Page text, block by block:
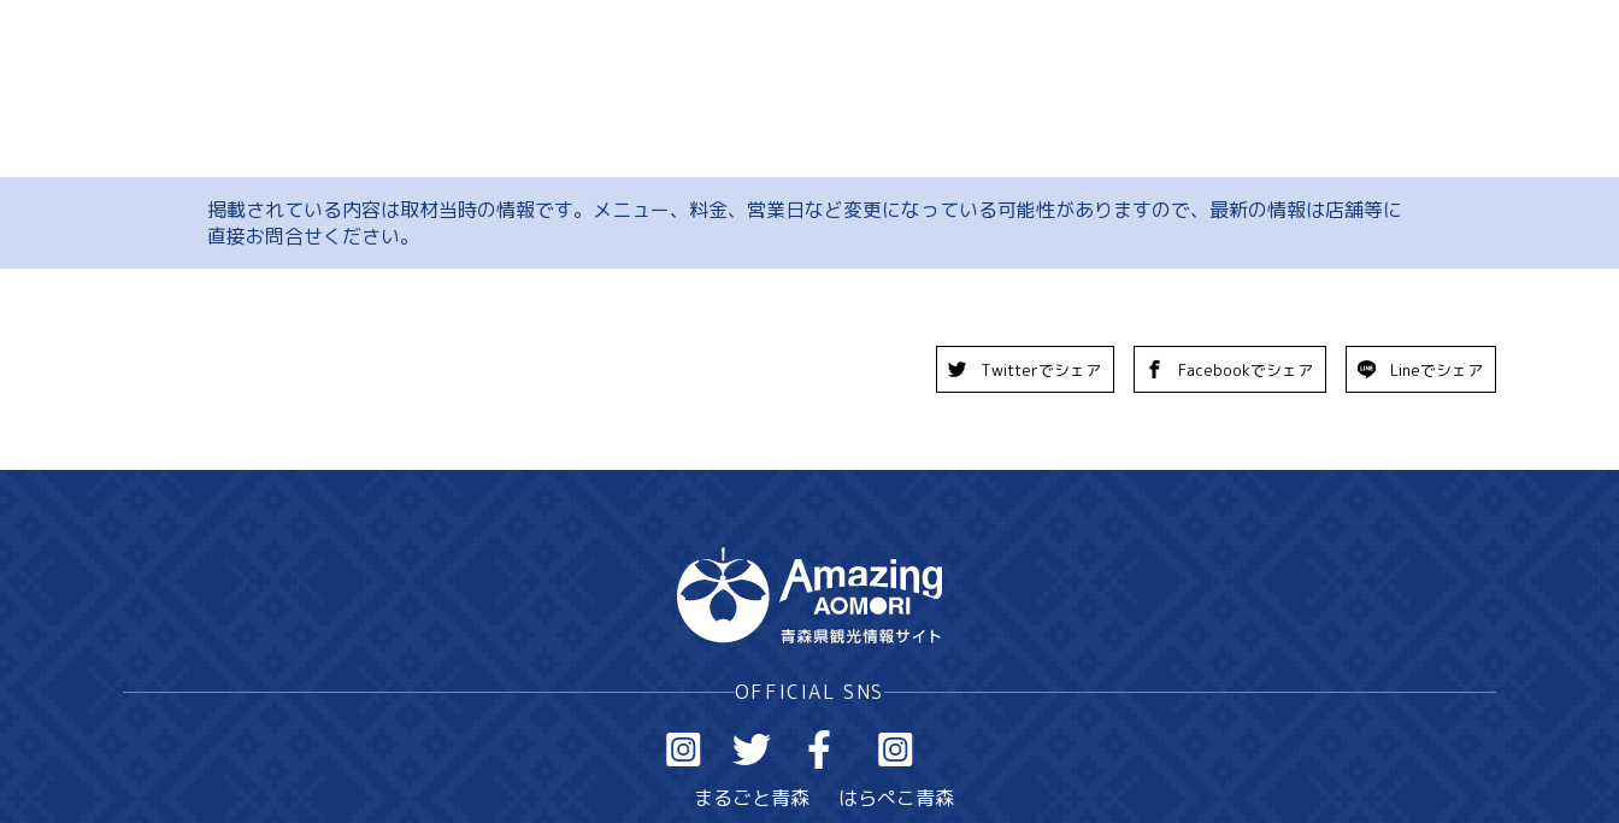
掲載されている内容は取材当時の情報です。メニュー、料金、営業日など変更になっている可能性がありますので、最新の情報は店舗等に
直接お問合せください。
Twitterでシェア Facebookでシェア Lineでシェア
OFFICIAL SNS
まるごと青森 はらぺこ青森